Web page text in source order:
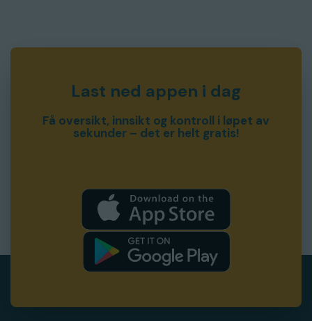
Last ned appen i dag
Få oversikt, innsikt og kontroll i løpet av
sekunder – det er helt gratis!